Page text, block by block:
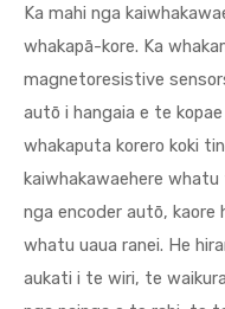
Ka mahi nga
whakapā-kore. Ka
magnetoresistive
autō i hangaia e te
whakaputa korero koki
kaiwhakawaehere
nga encoder autō, kaore
whatu uaua ranei. He
aukati i te wiri, te